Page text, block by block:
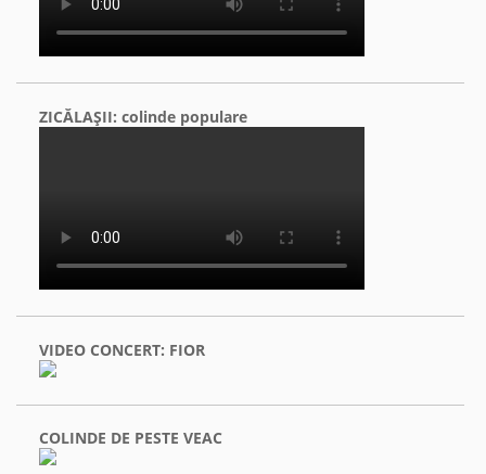
ZICĂLAŞII: colinde populare
VIDEO CONCERT: FIOR
COLINDE DE PESTE VEAC